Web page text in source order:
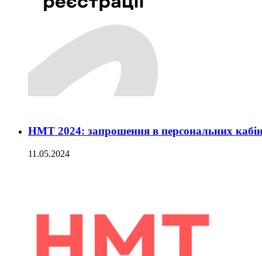
НМТ 2024: запрошення в персональних
11.05.2024